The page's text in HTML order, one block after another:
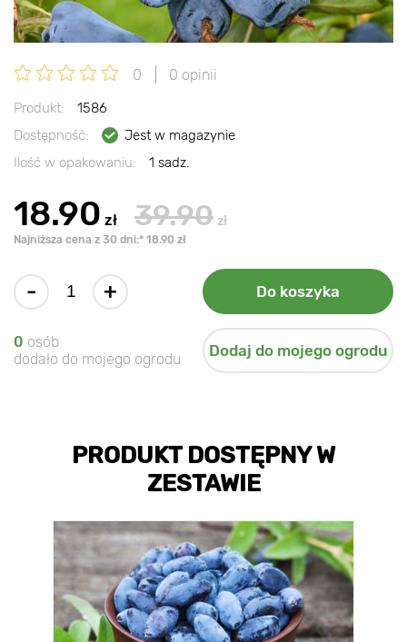
0 0 opinii
Produkt:
1586
Dostępność:
Jest w magazynie
Ilość w opakowaniu:
1 sadz.
18.90 zł 39.90 zł
Najniższa cena z 30 dni:* 18.90 zł
- + Do koszyka
0 osób
dodało do mojego ogrodu
Dodaj do mojego ogrodu
PRODUKT DOSTĘPNY W
ZESTAWIE